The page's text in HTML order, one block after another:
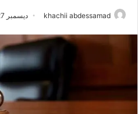
khachii abdessamad ديسمبر 27, 2018